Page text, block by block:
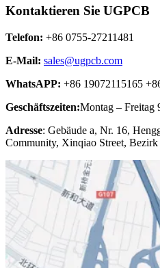
Kontaktieren Sie UGPCB
Telefon: +86 0755-27211481
E-Mail: sales@ugpcb.com
WhatsAPP: +86 19072115165
Geschäftszeiten:Montag – Freitag
Adresse: Gebäude a, Nr. 16,
Community, Xinqiao Street, Bezirk